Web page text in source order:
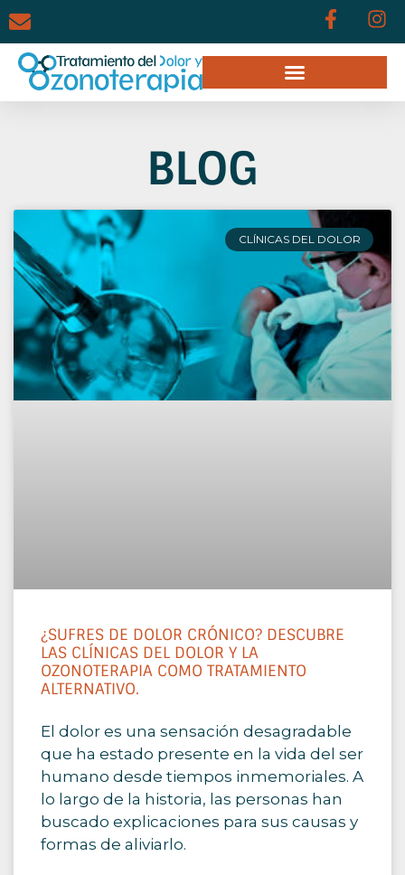
BLOG
CLÍNICAS DEL DOLOR
¿SUFRES DE DOLOR CRÓNICO? DESCUBRE
LAS CLÍNICAS DEL DOLOR Y LA
OZONOTERAPIA COMO TRATAMIENTO
ALTERNATIVO.
El dolor es una sensación desagradable
que ha estado presente en la vida del ser
humano desde tiempos inmemoriales. A
lo largo de la historia, las personas han
buscado explicaciones para sus causas y
formas de aliviarlo.